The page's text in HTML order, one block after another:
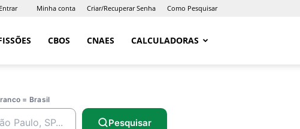
Entrar Minha conta Criar/Recuperar Senha Como Pesquisar
CBOS CNAES CALCULADORAS
= Brasil
Pesquisar